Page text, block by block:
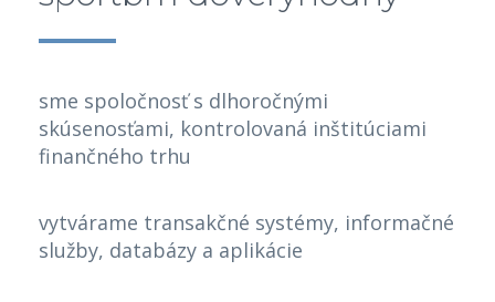
sme spoločnosť s dlhoročnými
skúsenosťami, kontrolovaná inštitúciami
finančného trhu
vytvárame transakčné systémy, informačné
služby, databázy a aplikácie